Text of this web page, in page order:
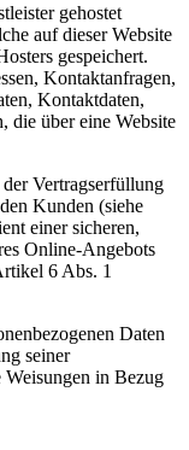
gehostet
auf dieser Website
gespeichert.
Kontaktanfragen,
Kontaktdaten,
die über eine Website
Vertragserfüllung
Kunden (siehe
einer sicheren,
Online-Angebots
6 Abs. 1
Daten
seiner
in Bezug